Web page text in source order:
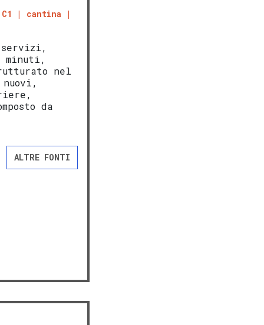
cantina
nel
da
ALTRE FONTI